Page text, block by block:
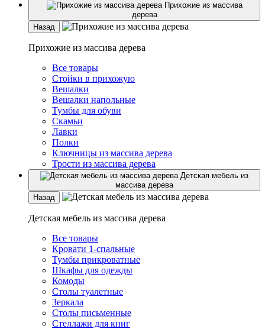
Прихожие из массива
дерева
Назад
Прихожие из массива дерева
Все товары
Стойки в прихожую
Вешалки
Вешалки напольные
Тумбы для обуви
Скамьи
Лавки
Полки
Ключницы из массива дерева
Трости из массива дерева
Детская мебель из
массива дерева
Назад
Детская мебель из массива дерева
Все товары
Кровати 1-спальные
Тумбы прикроватные
Шкафы для одежды
Комоды
Столы туалетные
Зеркала
Столы письменные
Стеллажи для книг